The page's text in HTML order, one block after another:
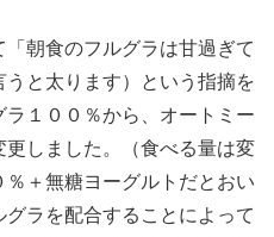
朝食のフルグラは甘過ぎて
と太ります）という指摘を
１００％から、オートミー
しました。（食べる量は変
＋無糖ヨーグルトだとおい
ラを配合することによって